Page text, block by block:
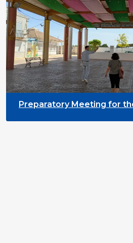
Preparatory Meeting for